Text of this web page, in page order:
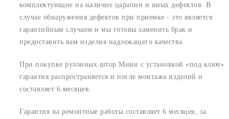
комплектующие на наличие царапин и иных дефектов. В
случае обнаружения дефектов при приемке - это является
гарантийным случаем и мы готовы заменить брак и
предоставить вам изделия надлежащего качества.
При покупке рулонных штор Мини с установкой «под ключ»
гарантия распространяется и после монтажа изделий и
составляет 6 месяцев.
Гарантия на ремонтные работы составляет 6 месяцев, за